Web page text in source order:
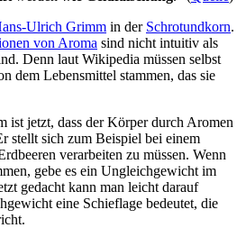
Ulrich Grimm in der Schrotundkorn.
von Aroma sind nicht intuitiv als
Denn laut Wikipedia müssen selbst
dem Lebensmittel stammen, das sie
ist jetzt, dass der Körper durch Aromen
stellt sich zum Beispiel bei einem
verarbeiten zu müssen. Wenn
gebe es ein Ungleichgewicht im
gedacht kann man leicht darauf
eine Schieflage bedeutet, die